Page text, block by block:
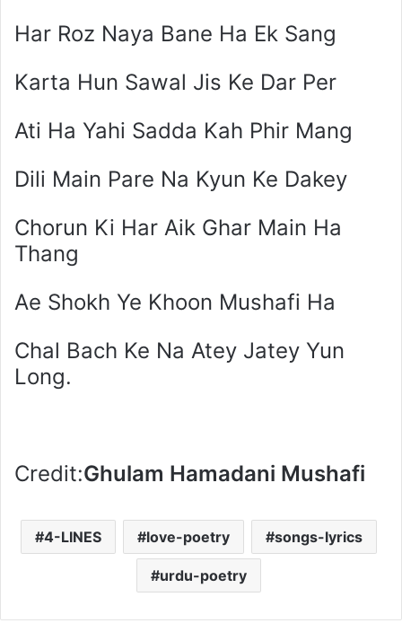
Har Roz Naya Bane Ha Ek Sang
Karta Hun Sawal Jis Ke Dar Per
Ati Ha Yahi Sadda Kah Phir Mang
Dili Main Pare Na Kyun Ke Dakey
Chorun Ki Har Aik Ghar Main Ha
Thang
Ae Shokh Ye Khoon Mushafi Ha
Chal Bach Ke Na Atey Jatey Yun
Long.
Credit:Ghulam Hamadani Mushafi
4-LINES love-poetry songs-lyrics
urdu-poetry